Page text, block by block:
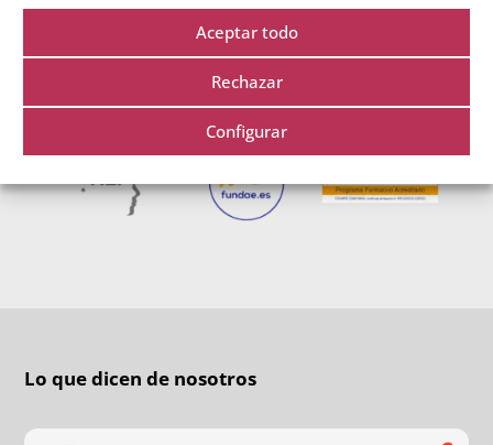
Aceptar todo
Rechazar
Configurar
Lo que dicen de nosotros